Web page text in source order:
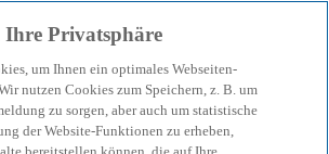
Ihre Privatsphäre
um Ihnen ein optimales Webseiten-
nutzen Cookies zum Speichern, z. B. um
zu sorgen, aber auch um statistische
der Website-Funktionen zu erheben,